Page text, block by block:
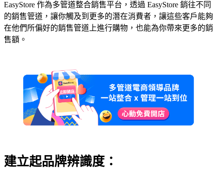
EasyStore 作為多管道整合銷售平台，透過 EasyStore 銷往不同
的銷售管道，讓你觸及到更多的潛在消費者，讓這些客戶能夠
在他們所偏好的銷售管道上進行購物，也能為你帶來更多的銷
售額。
建立起品牌辨識度：